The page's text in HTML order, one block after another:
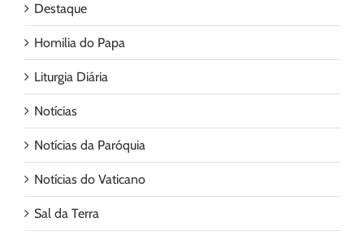
Destaque
Homilia do Papa
Liturgia Diária
Notícias
Notícias da Paróquia
Notícias do Vaticano
Sal da Terra